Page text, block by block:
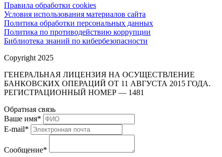
Правила обработки cookies
Условия использования материалов сайта
Политика обработки персональных данных
Политика по противодействию коррупции
Библиотека знаний по кибербезопасности
Copyright 2025
ГЕНЕРАЛЬНАЯ ЛИЦЕНЗИЯ НА ОСУЩЕСТВЛЕНИЕ
БАНКОВСКИХ ОПЕРАЦИЙ ОТ 11 АВГУСТА 2015 ГОДА.
РЕГИСТРАЦИОННЫЙ НОМЕР — 1481
Обратная связь
Ваше имя*
E-mail*
Сообщение*